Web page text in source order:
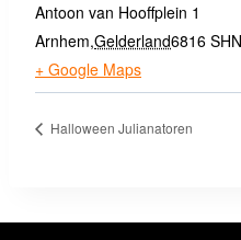
Antoon van Hooffplein 1
Arnhem,Gelderland6816 SH
+ Google Maps
Halloween Julianatoren